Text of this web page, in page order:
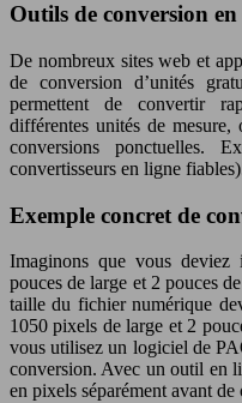
Outils de conversion
De nombreux sites web et
de conversion d’unités
permettent de convertir
différentes unités de
conversions ponctuelles.
convertisseurs en ligne
Exemple concret de
Imaginons que vous
pouces de large et 2 pouces
taille du fichier numérique
1050 pixels de large et 2
vous utilisez un logiciel de
conversion. Avec un outil en
en pixels séparément avant de